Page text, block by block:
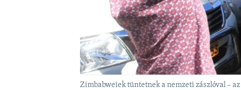
Zimbabweiek tüntetnek a nemzeti zászlóval –